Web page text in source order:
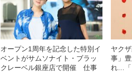
オープン1周年を記念した特別イ
ベントがサムソナイト・ブラッ
クレーベル銀座店で開催 仕事
ヤク
事」
れ…「